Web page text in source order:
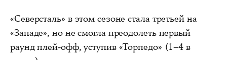
«Северсталь» в этом сезоне стала третьей на
«Западе», но не смогла преодолеть первый
раунд плей‑офф, уступив «Торпедо» (1–4 в